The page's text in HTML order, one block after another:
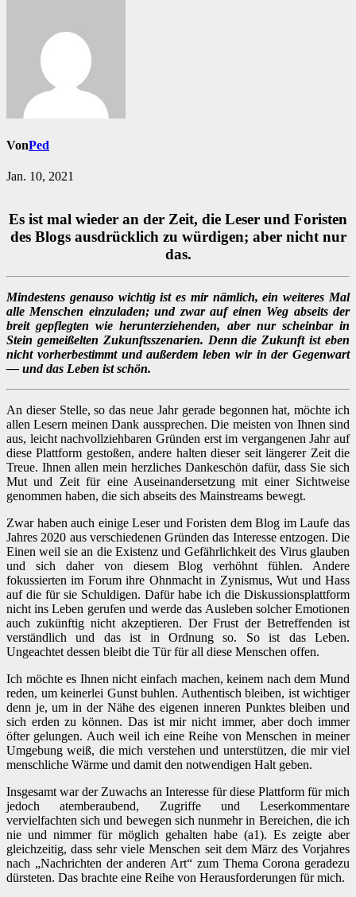
VonPed
Jan. 10, 2021
Es ist mal wieder an der Zeit, die Leser und Foristen
des Blogs ausdrücklich zu würdigen; aber nicht nur
das.
Mindestens genauso wichtig ist es mir nämlich, ein weiteres Mal
alle Menschen einzuladen; und zwar auf einen Weg abseits der
breit gepflegten wie herunterziehenden, aber nur scheinbar in
Stein gemeißelten Zukunftsszenarien. Denn die Zukunft ist eben
nicht vorherbestimmt und außerdem leben wir in der Gegenwart
— und das Leben ist schön.
An dieser Stelle, so das neue Jahr gerade begonnen hat, möchte ich
allen Lesern meinen Dank aussprechen. Die meisten von Ihnen sind
aus, leicht nachvollziehbaren Gründen erst im vergangenen Jahr auf
diese Plattform gestoßen, andere halten dieser seit längerer Zeit die
Treue. Ihnen allen mein herzliches Dankeschön dafür, dass Sie sich
Mut und Zeit für eine Auseinandersetzung mit einer Sichtweise
genommen haben, die sich abseits des Mainstreams bewegt.
Zwar haben auch einige Leser und Foristen dem Blog im Laufe das
Jahres 2020 aus verschiedenen Gründen das Interesse entzogen. Die
Einen weil sie an die Existenz und Gefährlichkeit des Virus glauben
und sich daher von diesem Blog verhöhnt fühlen. Andere
fokussierten im Forum ihre Ohnmacht in Zynismus, Wut und Hass
auf die für sie Schuldigen. Dafür habe ich die Diskussionsplattform
nicht ins Leben gerufen und werde das Ausleben solcher Emotionen
auch zukünftig nicht akzeptieren. Der Frust der Betreffenden ist
verständlich und das ist in Ordnung so. So ist das Leben.
Ungeachtet dessen bleibt die Tür für all diese Menschen offen.
Ich möchte es Ihnen nicht einfach machen, keinem nach dem Mund
reden, um keinerlei Gunst buhlen. Authentisch bleiben, ist wichtiger
denn je, um in der Nähe des eigenen inneren Punktes bleiben und
sich erden zu können. Das ist mir nicht immer, aber doch immer
öfter gelungen. Auch weil ich eine Reihe von Menschen in meiner
Umgebung weiß, die mich verstehen und unterstützen, die mir viel
menschliche Wärme und damit den notwendigen Halt geben.
Insgesamt war der Zuwachs an Interesse für diese Plattform für mich
jedoch atemberaubend, Zugriffe und Leserkommentare
vervielfachten sich und bewegen sich nunmehr in Bereichen, die ich
nie und nimmer für möglich gehalten habe (a1). Es zeigte aber
gleichzeitig, dass sehr viele Menschen seit dem März des Vorjahres
nach „Nachrichten der anderen Art“ zum Thema Corona geradezu
dürsteten. Das brachte eine Reihe von Herausforderungen für mich.